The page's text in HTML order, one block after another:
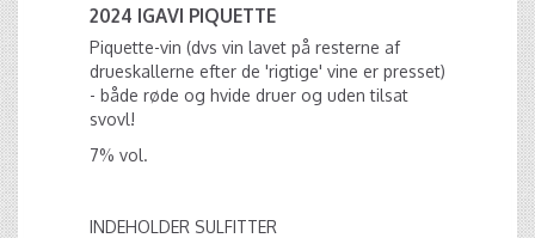
2024 IGAVI PIQUETTE
Piquette-vin (dvs vin lavet på resterne af
drueskallerne efter de 'rigtige' vine er presset)
- både røde og hvide druer og uden tilsat
svovl!
7% vol.
INDEHOLDER SULFITTER